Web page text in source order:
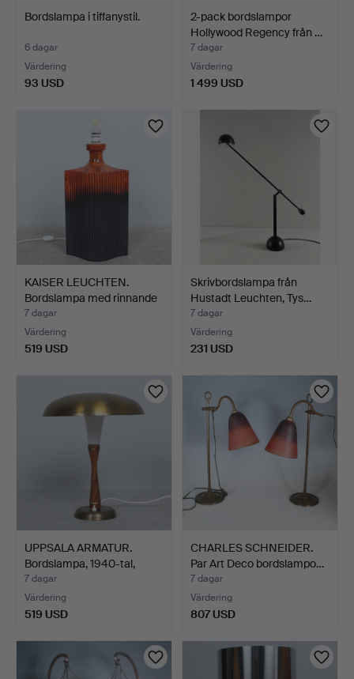
Bordslampa i tiffanystil.
6 dagar
Värdering
93 USD
2-pack bordslampor
Hollywood Regency från …
7 dagar
Värdering
1 499 USD
KAISER LEUCHTEN.
Bordslampa med rinnande
g…
7 dagar
Värdering
519 USD
Skrivbordslampa från
Hustadt Leuchten, Tys…
7 dagar
Värdering
231 USD
UPPSALA ARMATUR.
Bordslampa, 1940-tal,
mäs…
7 dagar
Värdering
519 USD
CHARLES SCHNEIDER.
Par Art Deco bordslampo…
7 dagar
Värdering
807 USD